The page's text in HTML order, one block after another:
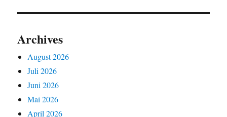
Archives
August 2026
Juli 2026
Juni 2026
Mai 2026
April 2026